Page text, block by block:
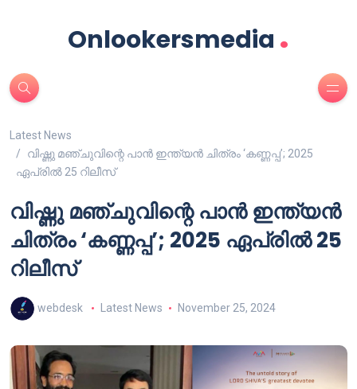
Onlookersmedia .
Latest News
വിഷ്ണു മഞ്ചുവിന്റെ പാൻ ഇന്ത്യൻ ചിത്രം ‘കണ്ണപ്പ’; 2025
ഏപ്രിൽ 25 റിലീസ്
വിഷ്ണു മഞ്ചുവിന്റെ പാൻ ഇന്ത്യൻ
ചിത്രം ‘കണ്ണപ്പ’; 2025 ഏപ്രിൽ 25
റിലീസ്
webdesk Latest News November 25, 2024